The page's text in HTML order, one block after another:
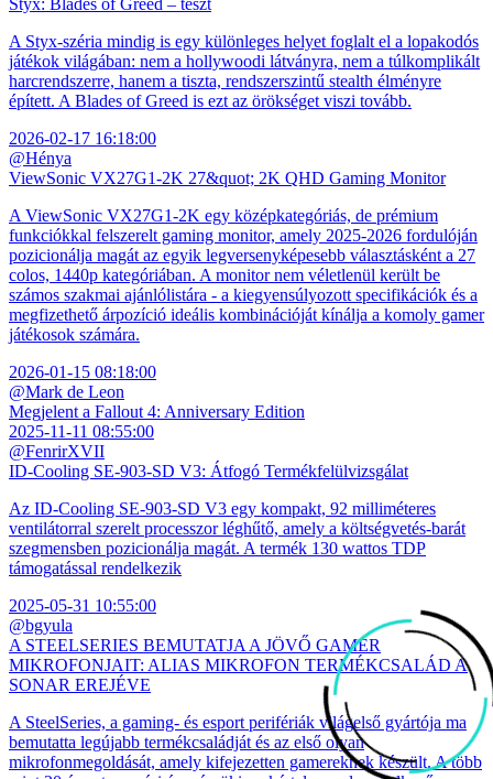
A Styx-széria mindig is egy különleges helyet foglalt el a lopakodós
játékok világában: nem a hollywoodi látványra, nem a túlkomplikált
harcrendszerre, hanem a tiszta, rendszerszintű stealth élményre
épített. A Blades of Greed is ezt az örökséget viszi tovább.
2026-02-17 16:18:00
@Hénya
ViewSonic VX27G1-2K 27&quot; 2K QHD Gaming Monitor
A ViewSonic VX27G1-2K egy középkategóriás, de prémium
funkciókkal felszerelt gaming monitor, amely 2025-2026 fordulóján
pozicionálja magát az egyik legversenyképesebb választásként a 27
colos, 1440p kategóriában. A monitor nem véletlenül került be
számos szakmai ajánlólistára - a kiegyensúlyozott specifikációk és a
megfizethető árpozíció ideális kombinációját kínálja a komoly gamer
játékosok számára.
2026-01-15 08:18:00
@Mark de Leon
Megjelent a Fallout 4: Anniversary Edition
2025-11-11 08:55:00
@FenrirXVII
ID-Cooling SE-903-SD V3: Átfogó Termékfelülvizsgálat
Az ID-Cooling SE-903-SD V3 egy kompakt, 92 milliméteres
ventilátorral szerelt processzor léghűtő, amely a költségvetés-barát
szegmensben pozicionálja magát. A termék 130 wattos TDP
támogatással rendelkezik
2025-05-31 10:55:00
@bgyula
A STEELSERIES BEMUTATJA A JÖVŐ GAMER
MIKROFONJAIT: ALIAS MIKROFON TERMÉKCSALÁD A
SONAR EREJÉVE
A SteelSeries, a gaming- és esport perifériák világelső gyártója ma
bemutatta legújabb termékcsaládját és az első olyan
mikrofonmegoldását, amely kifejezetten gamereknek készült. A több